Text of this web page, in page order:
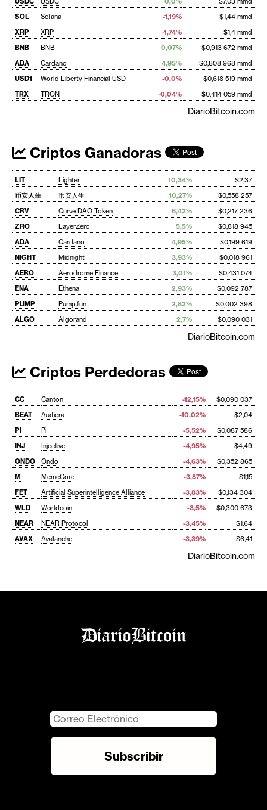
SOL
Solana -1,19%
$1,44 mmd
XRP
XRP -1,74%
$1,4 mmd
BNB
BNB 0,07%
$0,913 672 mmd
ADA
Cardano 4,95%
$0,808 968 mmd
USD1
World Liberty Financial USD -0,0%
$0,618 519 mmd
TRX
TRON -0,04% $0,414 059 mmd
DiarioBitcoin.com
Criptos Ganadoras
LIT Lighter 10,34%
$2,37
币安人生
币安人生 10,27%
$0,558 257
CRV
Curve DAO Token 6,42%
$0,217 236
ZRO
LayerZero 5,5%
$0,818 945
ADA
Cardano 4,95%
$0,199 619
NIGHT
Midnight 3,93%
$0,018 961
AERO
Aerodrome Finance 3,01%
$0,431 074
ENA
Ethena 2,93%
$0,092 787
PUMP
Pump.fun 2,82%
$0,002 398
ALGO
Algorand 2,7% $0,090 031
DiarioBitcoin.com
Criptos Perdedoras
CC Canton -12,15%
$0,090 037
BEAT
Audiera -10,02%
$2,04
PI
Pi -5,52%
$0,087 586
INJ
Injective -4,95%
$4,49
ONDO
Ondo -4,63%
$0,352 865
M
MemeCore -3,87%
$1,15
FET
Artificial Superintelligence Alliance -3,83%
$0,134 304
WLD
Worldcoin -3,5%
$0,300 673
NEAR
NEAR Protocol -3,45%
$1,64
AVAX
Avalanche -3,39% $6,41
DiarioBitcoin.com